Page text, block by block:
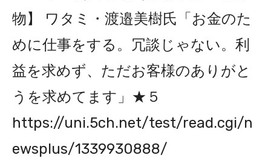
物】 ワタミ・渡邉美樹氏「お金のた
めに仕事をする。冗談じゃない。利
益を求めず、ただお客様のありがと
うを求めてます」★５
https://uni.5ch.net/test/read.cgi/n
ewsplus/1339930888/